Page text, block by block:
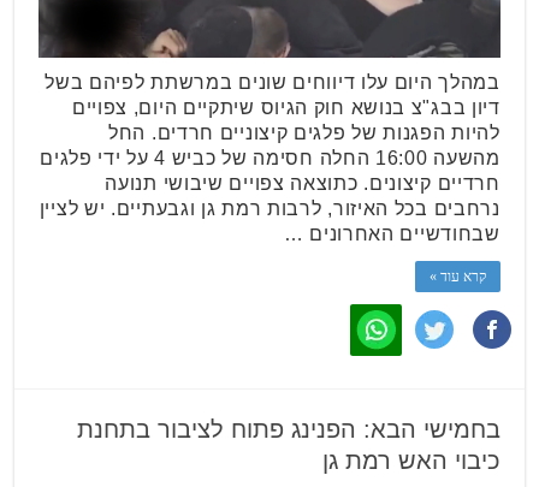
במהלך היום עלו דיווחים שונים במרשתת לפיהם בשל
דיון בבג"צ בנושא חוק הגיוס שיתקיים היום, צפויים
להיות הפגנות של פלגים קיצוניים חרדים. החל
מהשעה 16:00 החלה חסימה של כביש 4 על ידי פלגים
חרדיים קיצונים. כתוצאה צפויים שיבושי תנועה
נרחבים בכל האיזור, לרבות רמת גן וגבעתיים. יש לציין
שבחודשיים האחרונים …
קרא עוד »
בחמישי הבא: הפנינג פתוח לציבור בתחנת
כיבוי האש רמת גן